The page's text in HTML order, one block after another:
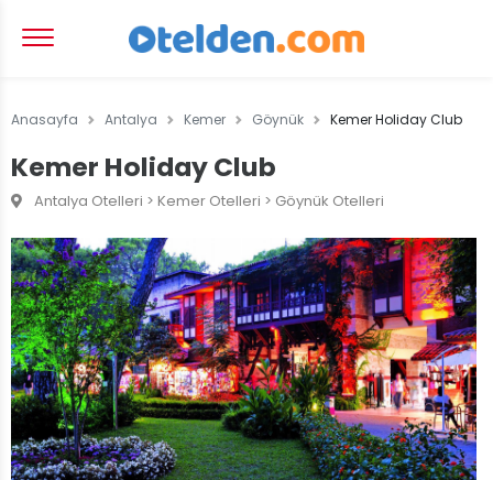
Anasayfa Antalya Kemer Göynük Kemer Holiday Club
Kemer Holiday Club
Antalya Otelleri > Kemer Otelleri > Göynük Otelleri